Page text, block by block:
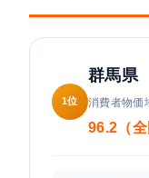
1位
群馬県
消費者物価
96.2（全